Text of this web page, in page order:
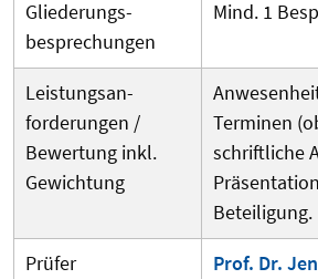
Gliederungs­
besprechungen
Mind. 1
Leistungsan­
forderungen /
Bewertung inkl.
Gewichtung
Terminen
schriftliche
Beteiligung.
Prüfer
Prof. Dr.